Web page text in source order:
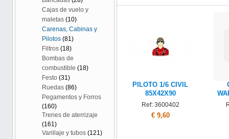
PILOTO 1/6 CIVIL
85X42X90
Ref: 3600402
€ 9,60
Cajas de vuelo y
maletas (10)
Carenas, Cabinas y
Pilotos (81)
Filtros (18)
Bombas de
combustible (18)
Festo (31)
Ruedas (86)
Pegamentos y Forros
(160)
Trenes de aterrizaje
(161)
Varillaje y tubos (121)